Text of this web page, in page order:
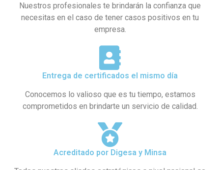
Nuestros profesionales te brindarán la confianza que
necesitas en el caso de tener casos positivos en tu
empresa.
Entrega de certificados el mismo día
Conocemos lo valioso que es tu tiempo, estamos
comprometidos en brindarte un servicio de calidad.
Acreditado por Digesa y Minsa​